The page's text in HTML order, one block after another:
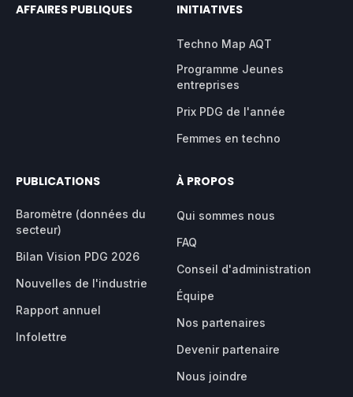
AFFAIRES PUBLIQUES INITIATIVES
Techno Map AQT
Programme Jeunes
entreprises
Prix PDG de l'année
Femmes en techno
PUBLICATIONS
Baromètre (données du
secteur)
Bilan Vision PDG 2026
Nouvelles de l'industrie
Rapport annuel
Infolettre
À PROPOS
Qui sommes nous
FAQ
Conseil d'administration
Équipe
Nos partenaires
Devenir partenaire
Nous joindre